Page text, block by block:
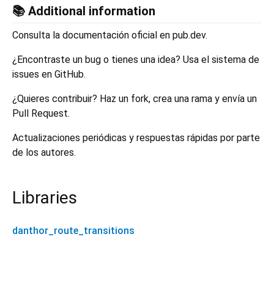
📚 Additional information
Consulta la documentación oficial en pub.dev.
¿Encontraste un bug o tienes una idea? Usa el sistema de
issues en GitHub.
¿Quieres contribuir? Haz un fork, crea una rama y envía un
Pull Request.
Actualizaciones periódicas y respuestas rápidas por parte
de los autores.
Libraries
danthor_route_transitions